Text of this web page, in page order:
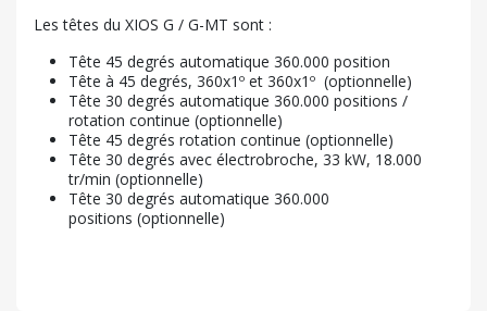
Les têtes du XIOS G / G-MT sont :
Tête 45 degrés automatique 360.000 position
Tête à 45 degrés, 360x1º et 360x1º (optionnelle)
Tête 30 degrés automatique 360.000 positions /
rotation continue (optionnelle)
Tête 45 degrés rotation continue (optionnelle)
Tête 30 degrés avec électrobroche, 33 kW, 18.000
tr/min (optionnelle)
Tête 30 degrés automatique 360.000
positions (optionnelle)